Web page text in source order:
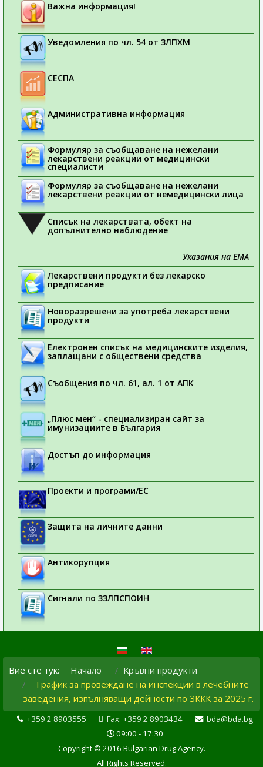
Важна информация!
Уведомления по чл. 54 от ЗЛПХМ
СЕСПА
Административна информация
Формуляр за съобщаване на нежелани
лекарствени реакции от медицински
специалисти
Формуляр за съобщаване на нежелани
лекарствени реакции от немедицински лица
Списък на лекарствата, обект на
допълнително наблюдение
Указания на ЕМА
Лекарствени продукти без лекарско
предписание
Новоразрешени за употреба лекарствени
продукти
Електронен списък на медицинските изделия,
заплащани с обществени средства
Съобщения по чл. 61, ал. 1 от АПК
„Плюс мен“ - специализиран сайт за
имунизациите в България
Достъп до информация
Проекти и програми/ЕС
Защита на личните данни
Антикорупция
Сигнали по ЗЗЛПСПОИН
Вие сте тук: Начало
Кръвни продукти
График за провеждане на инспекции в лечебните
заведения, изпълняващи дейности по ЗККК за 2025 г.
+359 2 8903555 Fax: +359 2 8903434
bda@bda.bg
09:00 - 17:30
Copyright © 2016 Bulgarian Drug Agency.
All Rights Reserved.